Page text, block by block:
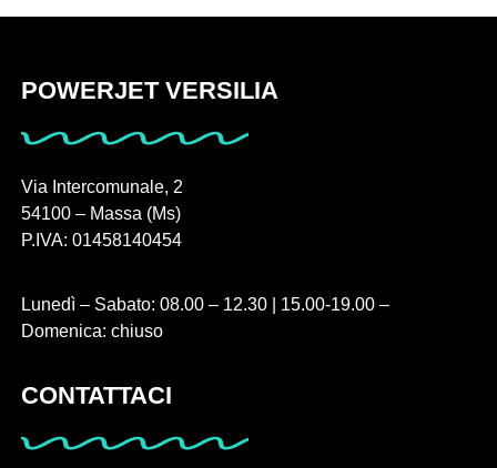
POWERJET VERSILIA
Via Intercomunale, 2
54100 – Massa (Ms)
P.IVA: 01458140454
Lunedì – Sabato: 08.00 – 12.30 | 15.00-19.00 –
Domenica: chiuso
CONTATTACI